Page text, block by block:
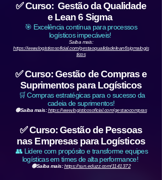
✅ Curso: Gestão da Qualidade
e Lean 6 Sigma
🎯 Excelência contínua para processos
logísticos impecáveis!
Saiba mais:
https://www.logisticosoficial.com/gestaoqualidadelean6sigmalogis
ticos
✅ Curso: Gestão de Compras e
Suprimentos para Logísticos
🛒 Compras estratégicas para o sucesso da
cadeia de suprimentos!
🟢Saiba mais:https://www.logisticosoficial.com/gestaocompras
✅ Curso: Gestão de Pessoas
nas Empresas para Logísticos
👥 Lidere com propósito e transforme equipes
logísticas em times de alta performance!
🟢Saiba mais:https://sun.eduzz.com/1141372